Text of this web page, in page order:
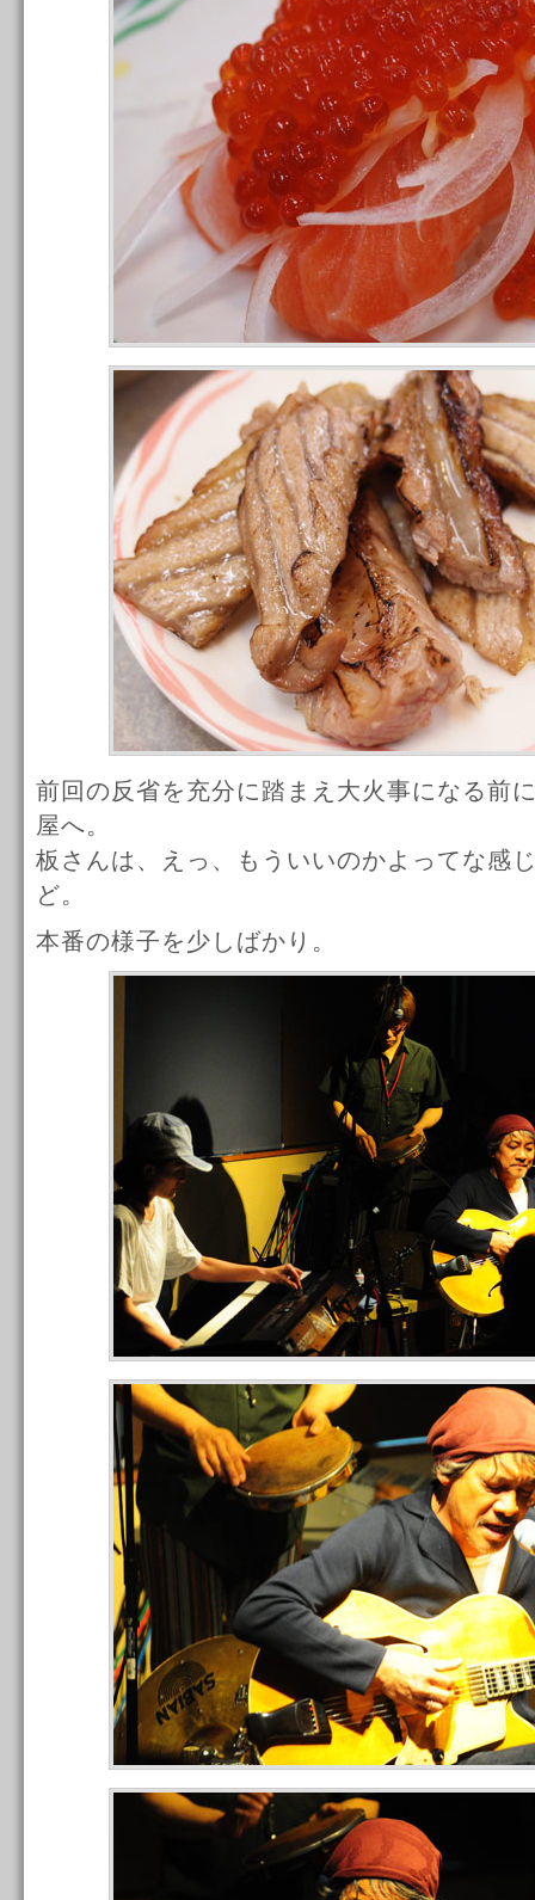
前回の反省を充分に踏まえ大火事になる前
屋へ。
板さんは、えっ、もういいのかよってな感
ど。
本番の様子を少しばかり。